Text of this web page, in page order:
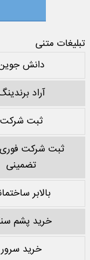
تبلیغات متنی
دانش
آراد
ثبت شرکت
ثبت شرکت فوری
تضمینی
بالابر
خرید پشم
خرید سرور